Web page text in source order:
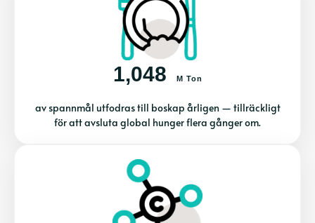
1,048 M Ton
av spannmål utfodras till boskap årligen — tillräckligt
för att avsluta global hunger flera gånger om.